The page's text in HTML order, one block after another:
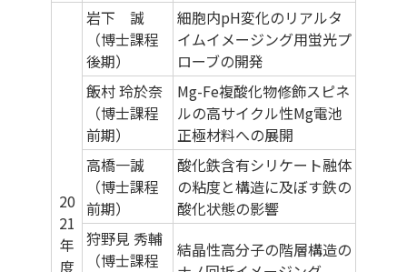
20
21
年
度
岩下 誠
（博士課程
後期）
細胞内pH変化のリアルタ
イムイメージング用蛍光プ
ローブの開発
飯村 玲於奈
（博士課程
前期）
Mg-Fe複酸化物修飾スピネ
ルの高サイクル性Mg電池
正極材料への展開
高橋一誠
（博士課程
前期）
酸化鉄含有シリケート融体
の粘度と構造に及ぼす鉄の
酸化状態の影響
狩野見 秀輔
（博士課程
結晶性高分子の階層構造の